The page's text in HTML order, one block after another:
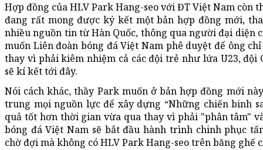
Hợp đồng của HLV Park Hang-seo với ĐT Việt Nam còn
đang rất mong được ký kết một bản hợp đồng mới,
nhiều nguồn tin từ Hàn Quốc, thông qua người đại diện
muốn Liên đoàn bóng đá Việt Nam phê duyệt để ông
thay vì phải kiêm nhiệm cả các đội trẻ như lứa U23, đội
sẽ kí kết tới đây.
Nói cách khác, thầy Park muốn ở bản hợp đồng mới
trung mọi nguồn lực để xây dựng “Những chiến binh
quả tốt hơn thời gian vừa qua thay vì phải "phân tâm"
bóng đá Việt Nam sẽ bắt đầu hành trình chinh phục
chờ đợi mà không có HLV Park Hang-seo trên băng ghế